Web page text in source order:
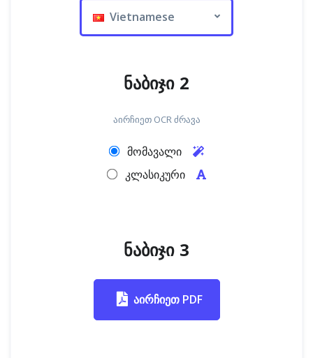
Vietnamese
ნაბიჯი 2
აირჩიეთ OCR ძრავა
მომავალი
კლასიკური
ნაბიჯი 3
აირჩიეთ PDF